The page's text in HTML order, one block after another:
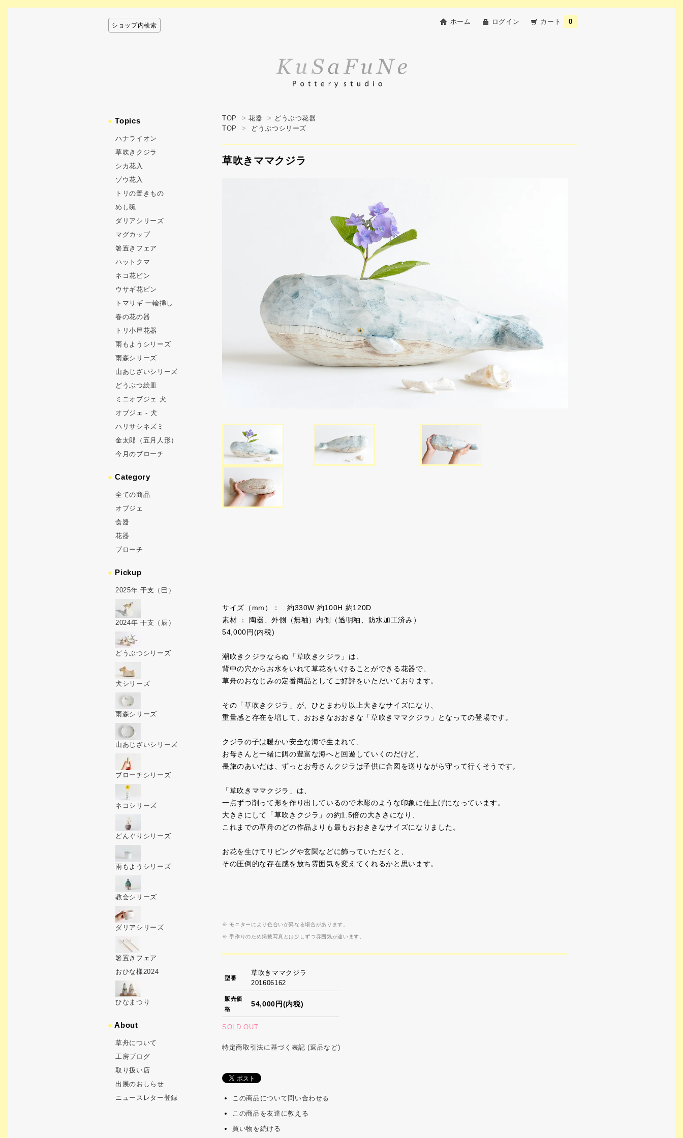
ホーム ログイン カート 0
ショップ内検索
TOP > 花器 > どうぶつ花器
TOP
> どうぶつシリーズ
草吹きママクジラ
サイズ（mm）： 約330W 約100H 約120D
素材 ： 陶器、外側（無釉）内側（透明釉、防水加工済み）
54,000円(内税)
潮吹きクジラならぬ「草吹きクジラ」は、
背中の穴からお水をいれて草花をいけることができる花器で、
草舟のおなじみの定番商品としてご好評をいただいております。
その「草吹きクジラ」が、ひとまわり以上大きなサイズになり、
重量感と存在を増して、おおきなおおきな「草吹きママクジラ」となっての登場です。
クジラの子は暖かい安全な海で生まれて、
お母さんと一緒に餌の豊富な海へと回遊していくのだけど、
長旅のあいだは、ずっとお母さんクジラは子供に合図を送りながら守って行くそうです。
「草吹きママクジラ」は、
一点ずつ削って形を作り出しているので木彫のような印象に仕上げになっています。
大きさにして「草吹きクジラ」の約1.5倍の大きさになり、
これまでの草舟のどの作品よりも最もおおききなサイズになりました。
お花を生けてリビングや玄関などに飾っていただくと、
その圧倒的な存在感を放ち雰囲気を変えてくれるかと思います。
※ モニターにより色合いが異なる場合があります。
※ 手作りのため掲載写真とは少しずつ雰囲気が違います。
型番
草吹きママクジラ
201606162
販売価
格
54,000円(内税)
SOLD OUT
特定商取引法に基づく表記 (返品など)
この商品について問い合わせる
この商品を友達に教える
買い物を続ける
●Topics
ハナライオン
草吹きクジラ
シカ花入
ゾウ花入
トリの置きもの
めし碗
ダリアシリーズ
マグカップ
箸置きフェア
ハットクマ
ネコ花ビン
ウサギ花ビン
トマリギ 一輪挿し
春の花の器
トリ小屋花器
雨もようシリーズ
雨森シリーズ
山あじざいシリーズ
どうぶつ絵皿
ミニオブジェ 犬
オブジェ - 犬
ハリサシネズミ
金太郎（五月人形）
今月のブローチ
●Category
全ての商品
オブジェ
食器
花器
ブローチ
● Pickup
2025年 干支（巳）
2024年 干支（辰）
どうぶつシリーズ
犬シリーズ
雨森シリーズ
山あじざいシリーズ
ブローチシリーズ
ネコシリーズ
どんぐりシリーズ
雨もようシリーズ
教会シリーズ
ダリアシリーズ
箸置きフェア
おひな様2024
ひなまつり
●About
草舟について
工房ブログ
取り扱い店
出展のおしらせ
ニュースレター登録